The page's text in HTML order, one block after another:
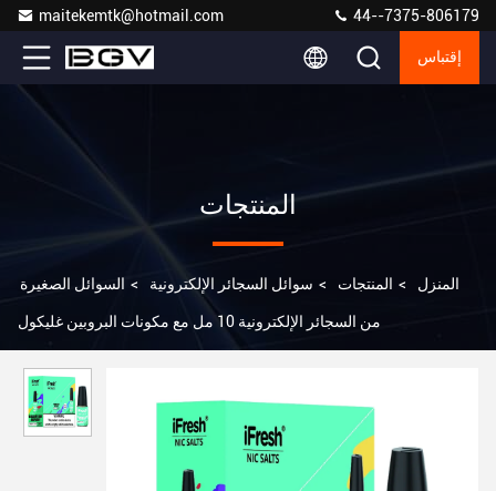
maitekemtk@hotmail.com 44--7375-806179
إقتباس
المنتجات
المنزل > المنتجات > سوائل السجائر الإلكترونية > السوائل الصغيرة
من السجائر الإلكترونية 10 مل مع مكونات البروبين غليكول